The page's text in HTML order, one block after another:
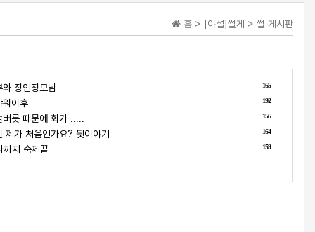
홈 > [야설]썰게 > 썰 게시판
165
장인장모님
192
워이후
156
버릇 때문에 화가 .....
164
제가 처음인가요? 뒷이야기
159
까지 숙제끝